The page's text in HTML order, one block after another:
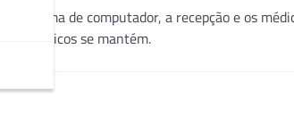
de computador, a recepção e os
críticos se mantém.